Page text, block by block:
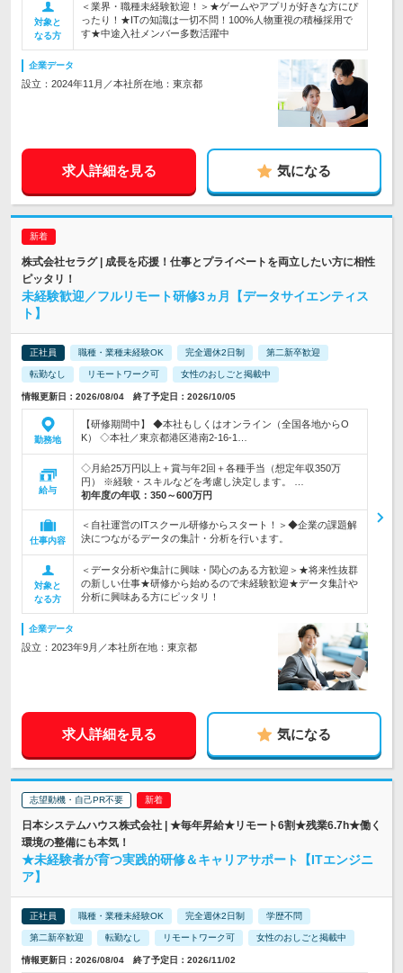
対象と
なる方
＜業界・職種未経験歓迎！＞★ゲームやアプリが好きな方にぴ
ったり！★ITの知識は一切不問！100%人物重視の積極採用で
す★中途入社メンバー多数活躍中
企業データ
設立：2024年11月／本社所在地：東京都
求人詳細を見る 気になる
株式会社セラグ | 成長を応援！仕事とプライベートを両立したい方に相性
ピッタリ！
未経験歓迎／フルリモート研修3ヵ月【データサイエンティス
ト】
正社員 職種・業種未経験OK 完全週休2日制 第二新卒歓迎
転勤なし リモートワーク可 女性のおしごと掲載中
情報更新日：2026/08/04 終了予定日：2026/10/05
勤務地
【研修期間中】 ◆本社もしくはオンライン（全国各地からO
K） ◇本社／東京都港区港南2-16-1…
給与
◇月給25万円以上＋賞与年2回＋各種手当（想定年収350万
円） ※経験・スキルなどを考慮し決定します。 …
初年度の年収： 350～600万円
仕事内容
＜自社運営のITスクール研修からスタート！＞◆企業の課題解
決につながるデータの集計・分析を行います。
対象と
なる方
＜データ分析や集計に興味・関心のある方歓迎＞★将来性抜群
の新しい仕事★研修から始めるので未経験歓迎★データ集計や
分析に興味ある方にピッタリ！
企業データ
設立：2023年9月／本社所在地：東京都
求人詳細を見る 気になる
志望動機・自己PR不要
日本システムハウス株式会社 | ★毎年昇給★リモート6割★残業6.7h★働く
環境の整備にも本気！
★未経験者が育つ実践的研修＆キャリアサポート【ITエンジニ
ア】
正社員 職種・業種未経験OK 完全週休2日制 学歴不問
第二新卒歓迎 転勤なし リモートワーク可 女性のおしごと掲載中
情報更新日：2026/08/04 終了予定日：2026/11/02